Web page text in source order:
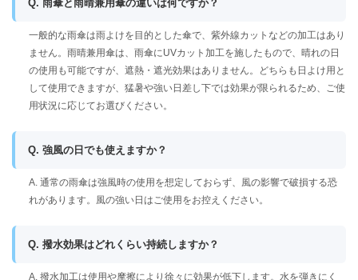
Q. 雨傘と雨晴兼用傘の違いは何ですか？
一般的な雨傘は雨よけを目的とした傘で、紫外線カットなどの加工はあり
ません。雨晴兼用傘は、雨傘にUVカット加工を施したもので、晴れの日
の使用も可能ですが、遮熱・遮光効果はありません。どちらも日よけ用と
して使用できますが、猛暑や強い日差し下では効果が限られるため、ご使
用状況に応じてお選びください。
Q. 強風の日でも使えますか？
A. 通常の雨傘は強風時の使用を想定しておらず、風の影響で破損する恐
れがあります。風の強い日はご使用をお控えください。
Q. 撥水効果はどれくらい持続しますか？
A. 撥水加工は使用や摩擦により徐々に効果が低下します。水を弾きにく